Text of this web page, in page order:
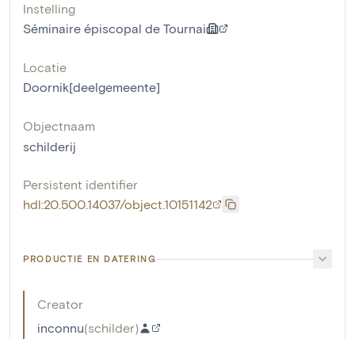
Instelling
Séminaire épiscopal de Tournai
Locatie
Doornik[deelgemeente]
Objectnaam
schilderij
Persistent identifier
hdl:20.500.14037/object.10151142
PRODUCTIE EN DATERING
Creator
inconnu(schilder)